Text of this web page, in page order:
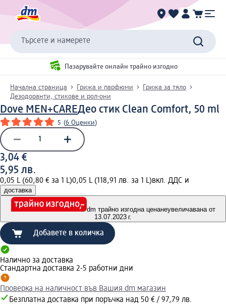
Търсете и намерете
Пазарувайте онлайн трайно изгодно
Начална страница Грижа и парфюми
Грижа за тяло
Дезодоранти, стикове и рол-они
Dove MEN+CAREДео стик Clean Comfort, 50 ml
5 (6 Оценки)
3,04 €
5,95 лв.
0,05 L (60,80 € за 1 L)0,05 L (118,91 лв. за 1 L)вкл. ДДС и
доставка
dm трайно изгодна ценанеувеличавана от
13.07.2023 г.
Добавете в количка
Налично за доставка
Стандартна доставка 2-5 работни дни
Проверка на наличност във Вашия dm магазин
Безплатна доставка при поръчка над 50 € / 97,79 лв.